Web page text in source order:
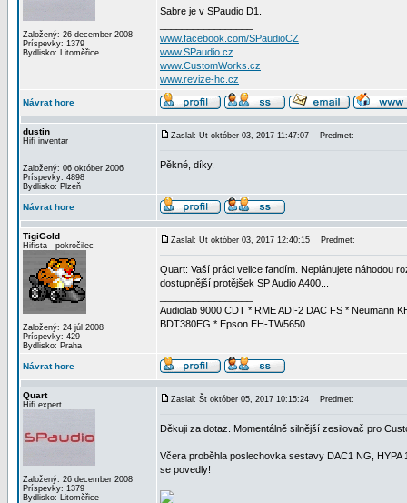
Založený: 26 december 2008
Príspevky: 1379
Bydlisko: Litoměřice
Sabre je v SPaudio D1.
www.facebook.com/SPaudioCZ
www.SPaudio.cz
www.CustomWorks.cz
www.revize-hc.cz
Návrat hore
dustin
Hifi inventar
Založený: 06 október 2006
Príspevky: 4898
Bydlisko: Plzeň
Zaslal: Ut október 03, 2017 11:47:07 Predmet:
Pěkné, díky.
Návrat hore
TigiGold
Hifista - pokročilec
Založený: 24 júl 2008
Príspevky: 429
Bydlisko: Praha
Zaslal: Ut október 03, 2017 12:40:15 Predmet:
Quart: Vaší práci velice fandím. Neplánujete náhodou
dostupnější protějšek SP Audio A400...
Audiolab 9000 CDT * RME ADI-2 DAC FS * Neumann
BDT380EG * Epson EH-TW5650
Návrat hore
Quart
Hifi expert
Založený: 26 december 2008
Príspevky: 1379
Bydlisko: Litoměřice
Zaslal: Št október 05, 2017 10:15:24 Predmet:
Děkuji za dotaz. Momentálně silnější zesilovač pro
Včera proběhla poslechovka sestavy DAC1 NG,
se povedly!